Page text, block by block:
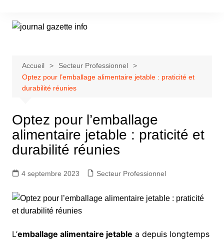
contenu
Accueil
Secteur Professionnel
Optez pour l’emballage alimentaire jetable : praticité et
durabilité réunies
Optez pour l’emballage
alimentaire jetable : praticité et
durabilité réunies
4 septembre 2023 Secteur Professionnel
L’emballage alimentaire jetable a depuis longtemps